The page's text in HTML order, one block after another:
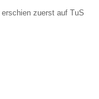
erschien zuerst auf TuS